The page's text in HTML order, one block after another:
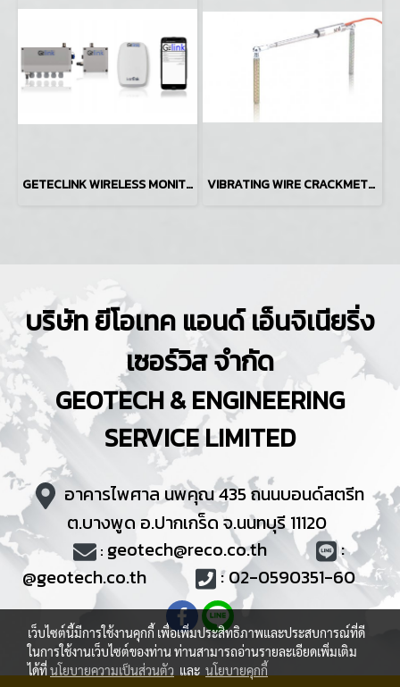
GETECLINK WIRELESS MONITORING SYSTEM VIBRATING WIRE CRACKMETER
บริษัท ยีโอเทค แอนด์ เอ็นจิเนียริ่ง
เซอร์วิส จำกัด
GEOTECH & ENGINEERING
SERVICELIMITED
อาคารไพศาล นพคุณ 435 ถนนบอนด์สตรีท
ต.บางพูด อ.ปากเกร็ด จ.นนทบุรี 11120
: geotech@reco.co.th
:
@geotech.co.th :02-0590351-60
เว็บไซต์นี้มีการใช้งานคุกกี้ เพื่อเพิ่มประสิทธิภาพและประสบการณ์ที่ดี
ในการใช้งานเว็บไซต์ของท่าน ท่านสามารถอ่านรายละเอียดเพิ่มเติม
ได้ที่นโยบายความเป็นส่วนตัว และ นโยบายคุกกี้